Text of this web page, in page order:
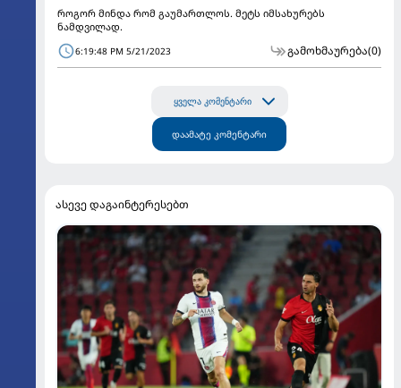
როგორ მინდა რომ გაუმართლოს. მეტს იმსახურებს
ნამდვილად.
6:19:48 PM 5/21/2023 გამოხმაურება(0)
ყველა კომენტარი
დაამატე კომენტარი
ასევე დაგაინტერესებთ